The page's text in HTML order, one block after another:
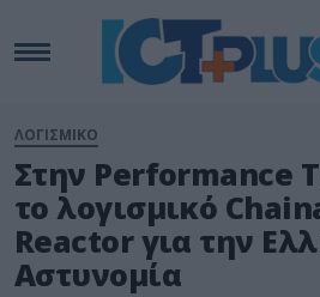
ΛΟΓΙΣΜΙΚΟ
Στην Performance
το λογισμικό
Reactor για την
Αστυνομία